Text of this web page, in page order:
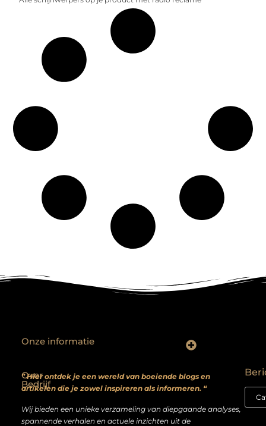
Over
Bedrijf
” Hier ontdek je een wereld van boeiende blogs en
artikelen die je zowel inspireren als informeren. “
Wij bieden een unieke verzameling van diepgaande analyses,
spannende verhalen en actuele inzichten uit de
Onze informatie